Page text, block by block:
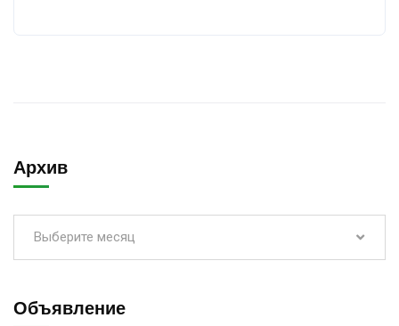
Архив
Выберите месяц
Объявление